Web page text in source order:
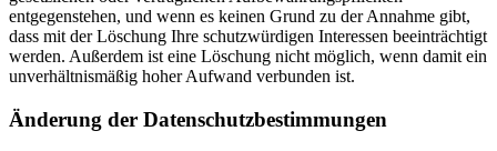
entgegenstehen, und wenn es keinen Grund zu der Annahme gibt,
dass mit der Löschung Ihre schutzwürdigen Interessen beeinträchtigt
werden. Außerdem ist eine Löschung nicht möglich, wenn damit ein
unverhältnismäßig hoher Aufwand verbunden ist.
Änderung der Datenschutzbestimmungen